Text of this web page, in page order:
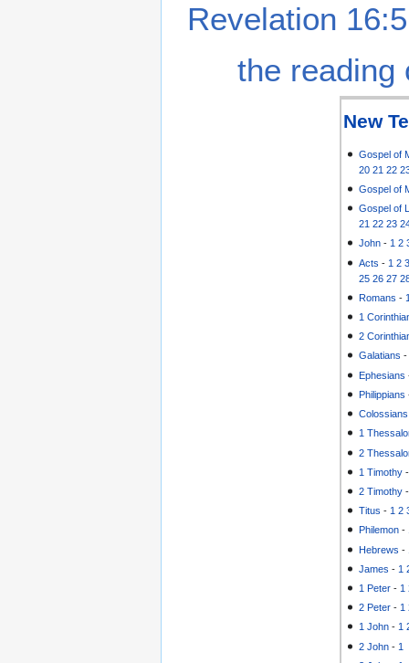
Revelation
the reading
New
Gospel of
20 21 22
Gospel of
Gospel of
21 22 23
John -1 2
Acts - 1 2
25 26 27
Romans -
1
2
Galatians
Ephesians
Philippians
Colossians
1
2
1 Timothy
2 Timothy
Titus - 1 2
Philemon -
Hebrews -
James - 1
1 Peter - 1
2 Peter - 1
1 John - 1
2 John - 1